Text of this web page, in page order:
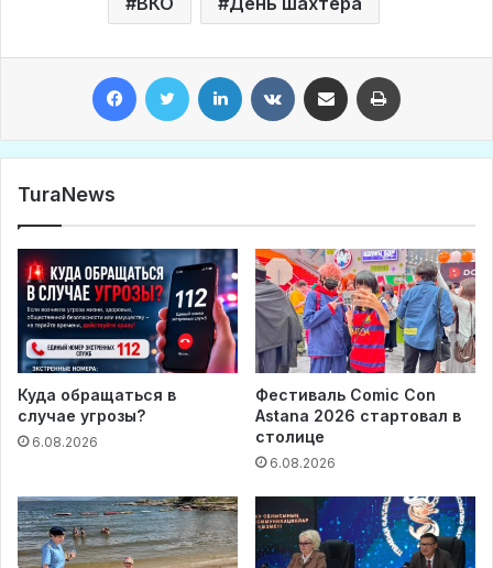
TuraNews
Куда обращаться в
случае угрозы?
6.08.2026
Фестиваль Comic Con
Astana 2026 стартовал в
столице
6.08.2026